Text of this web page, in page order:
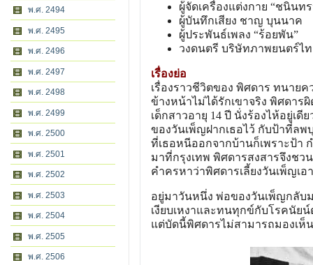
พ.ศ. 2494
พ.ศ. 2495
พ.ศ. 2496
พ.ศ. 2497
พ.ศ. 2498
พ.ศ. 2499
พ.ศ. 2500
พ.ศ. 2501
พ.ศ. 2502
พ.ศ. 2503
พ.ศ. 2504
พ.ศ. 2505
พ.ศ. 2506
ผู้จัดเครื่องแต่งกาย “ชนินทร
ผู้บันทึกเสียง ชาญ บุนนาค
ผู้ประพันธ์เพลง “ร้อยพัน”
วงดนตรี บริษัทภาพยนตร์ไ
เรื่องย่อ
เรื่องราวชีวิตของ พิศดาร ทนาย
ข้างหน้าไม่ได้รักเขาจริง พิศดา
เด็กสาวอายุ 14 ปี นั่งร้องไห้อยู่เ
ของวันเพ็ญฝากเธอไว้ กับป้าที่ลพ
ที่เธอหนีออกจากบ้านก็เพราะป้า
มาที่กรุงเทพ พิศดารสงสารจึงชว
คําครหาว่าพิศดารเลี้ยงวันเพ็ญเอ
อยู่มาวันหนึ่ง พ่อของวันเพ็ญกลับ
เงียบเหงาและทนทุกข์กับโรคนัย
แต่บัดนี้พิศดารไม่สามารถมองเห็